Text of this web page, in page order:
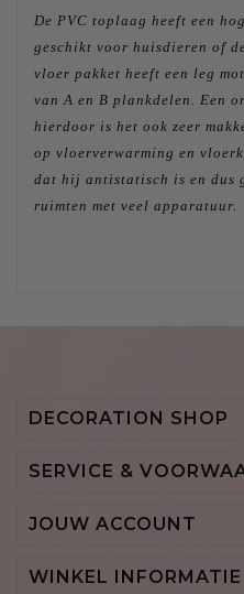
De PVC toplaag heeft een
geschikt voor huisdieren of
vloer pakket heeft een leg
van A en B plankdelen. Een
hierdoor is het ook zeer
op vloerverwarming en
dat hij antistatisch is en dus
ruimten met veel apparatuur.
DECORATION SHOP
SERVICE &
JOUW ACCOUNT
WINKEL INFORMATIE